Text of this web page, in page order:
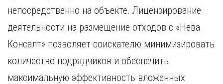
непосредственно на объекте. Лицензирование
деятельности на размещение отходов с «Нева
Консалт» позволяет соискателю минимизировать
количество подрядчиков и обеспечить
максимальную эффективность вложенных